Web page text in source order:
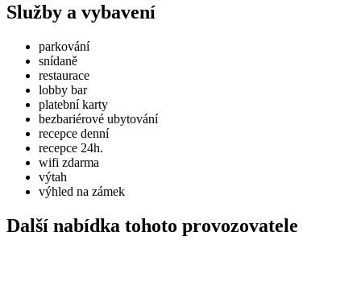
Služby a vybavení
parkování
snídaně
restaurace
lobby bar
platební karty
bezbariérové ubytování
recepce denní
recepce 24h.
wifi zdarma
výtah
výhled na zámek
Další nabídka tohoto provozovatele